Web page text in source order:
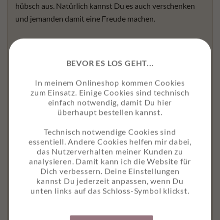
hübsch aus. Natürlich kannst Du es auch verschenken
und jemanden damit eine Freude machen.
POSTER “JAHRESLOSUNG 2026” –
machen möchtest, dann kaufe das Poster gleich als Set
mit Posterleisten. Denn passendePosterleisten für A4
Posterleisten für A3sind auch direkt hier im Shop
Bist Du noch unsicher, ob es das passende Motiv ist?
Dann schau einfach nochmal in derÜbersicht, ob Du
BEVOR ES LOS GEHT...
In meinem Onlineshop kommen Cookies
zum Einsatz. Einige Cookies sind technisch
einfach notwendig, damit Du hier
überhaupt bestellen kannst.
Technisch notwendige Cookies sind
essentiell. Andere Cookies helfen mir dabei,
das Nutzerverhalten meiner Kunden zu
analysieren. Damit kann ich die Website für
Dich verbessern. Deine Einstellungen
kannst Du jederzeit anpassen, wenn Du
unten links auf das Schloss-Symbol klickst.